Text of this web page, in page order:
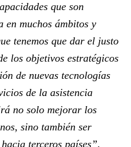
que son
en muchos ámbitos y
tenemos que dar el justo
los objetivos estratégicos
de nuevas tecnologías
de la asistencia
no solo mejorar los
sino también ser
terceros países”,